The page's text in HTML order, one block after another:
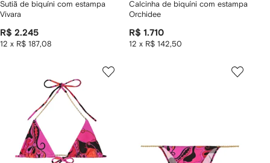
Sutiã de biquíni com estampa
Vivara
R$ 2.245
12 x R$ 187,08
Calcinha de biquíni com estampa
Orchidee
R$ 1.710
12 x R$ 142,50